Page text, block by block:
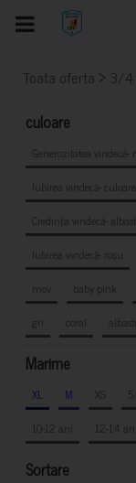
Toata oferta > 3/4
culoare
Generozitatea vindecă-
Iubirea vindecă-
Credința vindecă-
Iubirea vindecă- roșu
mov
baby pink
gri
coral
Marime
XL M XS
10-12 ani
12-14 ani
Sortare